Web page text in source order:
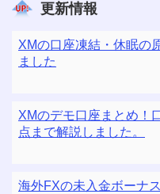
更新情報
XMの口座凍結・休眠の
ました
XMのデモ口座まとめ！
点まで解説しました。
海外FXの未入金ボーナ